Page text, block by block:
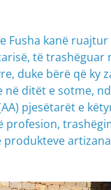
Fusha kanë
të trashëguar
duke bërë që ky
në ditët e sotme,
pjesëtarët e
profesion,
produkteve